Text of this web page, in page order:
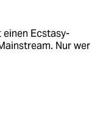
einen Ecstasy-
Nur wer